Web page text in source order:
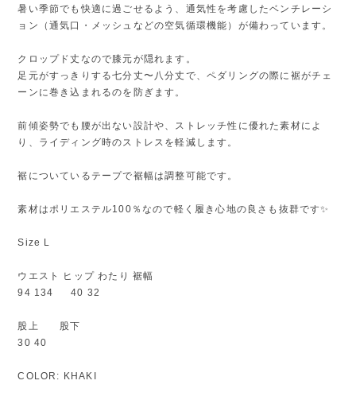
暑い季節でも快適に過ごせるよう、通気性を考慮したベンチレーシ
ョン（通気口・メッシュなどの空気循環機能）が備わっています。
クロップド丈なので膝元が隠れます。
足元がすっきりする七分丈〜八分丈で、ペダリングの際に裾がチェ
ーンに巻き込まれるのを防ぎます。
前傾姿勢でも腰が出ない設計や、ストレッチ性に優れた素材によ
り、ライディング時のストレスを軽減します。
裾についているテープで裾幅は調整可能です。
素材はポリエステル100％なので軽く履き心地の良さも抜群です✨
Size L
ウエスト ヒップ わたり 裾幅
94 134 40 32
股上 股下
30 40
COLOR: KHAKI